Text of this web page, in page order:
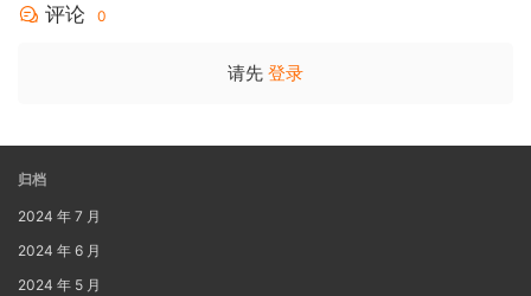
评论 0
请先 登录
归档
2024 年 7 月
2024 年 6 月
2024 年 5 月